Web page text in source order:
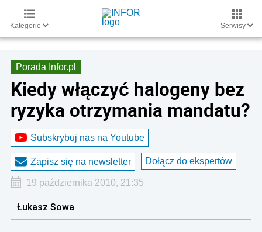
Kategorie Serwisy
Porada Infor.pl
Kiedy włączyć halogeny bez
ryzyka otrzymania mandatu?
Subskrybuj nas na Youtube
Zapisz się na newsletter Dołącz do ekspertów
19 października 2010, 21:35
Łukasz Sowa